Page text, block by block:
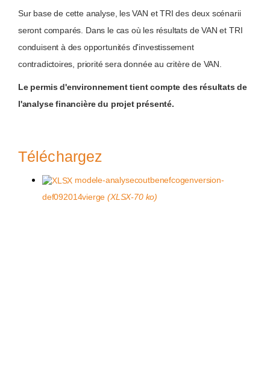
Sur base de cette analyse, les VAN et TRI des deux scénarii
seront comparés. Dans le cas où les résultats de VAN et TRI
conduisent à des opportunités d'investissement
contradictoires, priorité sera donnée au critère de VAN.
Le permis d'environnement tient compte des résultats de
l'analyse financière du projet présenté.
Téléchargez
modele-analysecoutbenefcogenversion-
def092014vierge (XLSX-70 ko)